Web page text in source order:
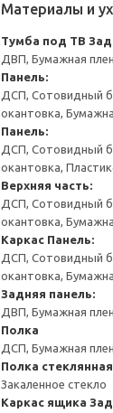
Материалы и
Тумба под ТВ
ДВП, Бумажная
Панель:
ДСП, Сотовидный
окантовка,
Панель:
ДСП, Сотовидный
окантовка,
Верхняя часть:
ДСП, Сотовидный
окантовка,
Каркас Панель:
ДСП, Сотовидный
окантовка,
Задняя панель:
ДВП, Бумажная
Полка
ДСП, Бумажная
Полка стеклянная
Закаленное стекло
Каркас ящика